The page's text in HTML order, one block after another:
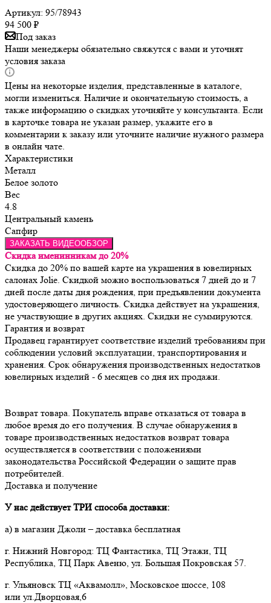
Артикул: 95/78943
94 500 ₽
Под заказ
Наши менеджеры обязательно свяжутся с вами и уточнят
условия заказа
Цены на некоторые изделия, представленные в каталоге,
могли измениться. Наличие и окончательную стоимость, а
также информацию о скидках уточняйте у консультанта. Если
в карточке товара не указан размер, укажите его в
комментарии к заказу или уточните наличие нужного размера
в онлайн чате.
Характеристики
Металл
Белое золото
Вес
4.8
Центральный камень
Сапфир
ЗАКАЗАТЬ ВИДЕООБЗОР
Скидка именинникам до 20%
Скидка до 20% по вашей карте на украшения в ювелирных
салонах Jolie. Скидкой можно воспользоваться 7 дней до и 7
дней после даты дня рождения, при предъявлении документа
удостоверяющего личность. Скидка действует на украшения,
не участвующие в других акциях. Скидки не суммируются.
Гарантия и возврат
Продавец гарантирует соответствие изделий требованиям при
соблюдении условий эксплуатации, транспортирования и
хранения. Срок обнаружения производственных недостатков
Возврат товара. Покупатель вправе отказаться от товара в
любое время до его получения. В случае обнаружения в
товаре производственных недостатков возврат товара
осуществляется в соответствии с положениями
законодательства Российской Федерации о защите прав
потребителей.
Доставка и получение
У нас действует ТРИ способа доставки:
а) в магазин Джоли – доставка бесплатная
г. Нижний Новгород: ТЦ Фантастика, ТЦ Этажи, ТЦ
Республика, ТЦ Парк Авеню, ул. Большая Покровская 57.
г. Ульяновск ТЦ «Аквамолл», Московское шоссе, 108
или ул.Дворцовая,6